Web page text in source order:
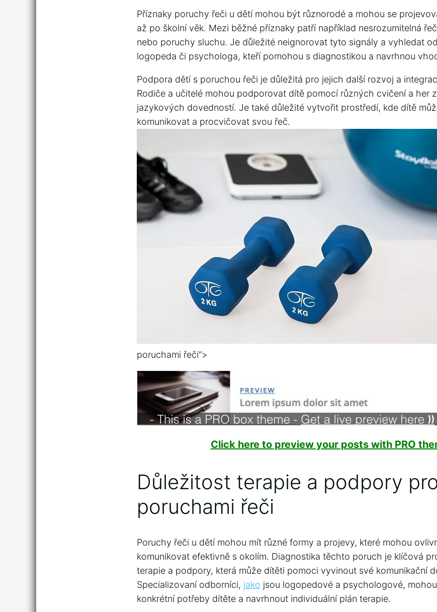
Příznaky poruchy řeči u dětí⁤ mohou být ⁣různorodé a mohou se
až po školní věk. Mezi běžné příznaky ​patří například nesrozumitelná
nebo poruchy sluchu. Je důležité neignorovat ⁢tyto signály a vyhledat
logopeda či psychologa, kteří pomohou s diagnostikou ‍a navrhnou
Podpora dětí s poruchou řeči je důležitá pro jejich další rozvoj a
Rodiče a učitelé mohou podporovat dítě pomocí různých cvičení a her
jazykových dovedností. Je také důležité vytvořit prostředí, kde dítě
komunikovat a procvičovat svou řeč.
poruchami řeči“>
Click here to preview your posts with PRO
Důležitost terapie⁣ a podpory
poruchami řeči
Poruchy řeči u dětí⁤ mohou mít různé formy a projevy, které mohou
komunikovat efektivně s okolím. Diagnostika těchto poruch je klíčová
terapie a podpory, která může dítěti pomoci vyvinout⁣ své komunikační
Specializovaní odborníci, jako jsou logopedové a psychologové,
konkrétní potřeby dítěte a navrhnout individuální plán terapie.